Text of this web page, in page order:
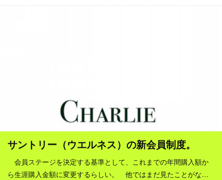
サントリー（ウエルネス）の新会員制度。
会員ステージを決定する基準として、これまでの年間購入額か
ら生涯購入金額に変更するらしい。 他ではまだ見たことがな…